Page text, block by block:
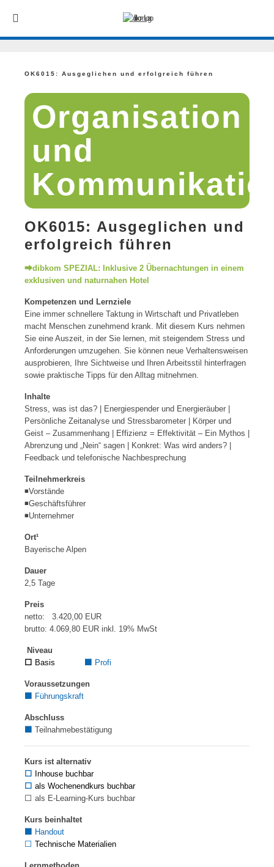
OK6015: Ausgeglichen und erfolgreich führen
Organisation
und
OK6015: Ausgeglichen und
erfolgreich führen
⮕dibkom SPEZIAL: Inklusive 2 Übernachtungen in einem
exklusiven und naturnahen Hotel
Kompetenzen und Lernziele
Eine immer schnellere Taktung in Wirtschaft und Privatleben
macht Menschen zunehmend krank. Mit diesem Kurs nehmen
Sie eine Auszeit, in der Sie lernen, mit steigendem Stress und
Anforderungen umzugehen. Sie können neue Verhaltensweisen
ausprobieren, Ihre Sichtweise und Ihren Arbeitsstil hinterfragen
sowie praktische Tipps für den Alltag mitnehmen.
Inhalte
Stress, was ist das? | Energiespender und Energieräuber |
Persönliche Zeitanalyse und Stressbarometer | Körper und
Geist – Zusammenhang | Effizienz = Effektivität – Ein Mythos |
Abrenzung und „Nein“ sagen | Konkret: Was wird anders? |
Feedback und telefonische Nachbesprechung
Teilnehmerkreis
◾Vorstände
◾Geschäftsführer
◾Unternehmer
Ort¹
Bayerische Alpen
Dauer
2,5 Tage
Preis
netto: 3.420,00 EUR
brutto: 4.069,80 EUR inkl. 19% MwSt
Niveau
⬜ Basis Profi
Voraussetzungen
Führungskraft
Abschluss
Teilnahmebestätigung
Kurs ist alternativ
⬜
Inhouse buchbar
⬜ als Wochenendkurs buchbar
⬜ als E-Learning-Kurs buchbar
Kurs beinhaltet
Handout
⬜ Technische Materialien